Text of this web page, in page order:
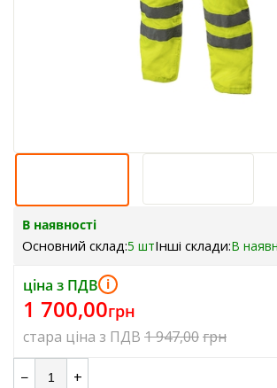
В наявності
Основний склад:5 штІнші склади:В
ціна з ПДВ i
1 700,00грн
cтара ціна з ПДВ 1 947,00грн
− +